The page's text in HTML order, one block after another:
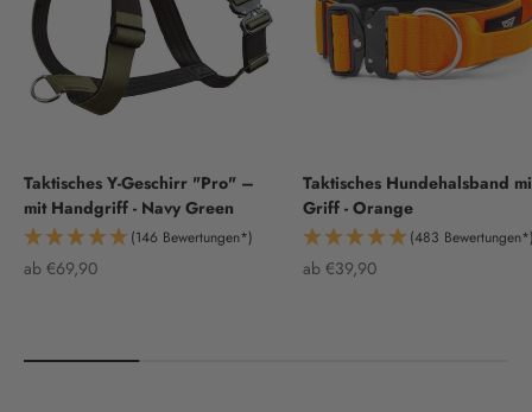
Taktisches Y-Geschirr "Pro" –
mit Handgriff - Navy Green
(146 Bewertungen*)
Angebot
ab €69,90
Taktisches Hundehalsband
Griff - Orange
(483
Angebot
ab €39,90